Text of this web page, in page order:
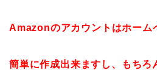
Amazonのアカウントはホーム
簡単に作成出来ますし、もちろ